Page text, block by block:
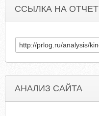
ССЫЛКА НА ОТЧЕТ
АНАЛИЗ САЙТА